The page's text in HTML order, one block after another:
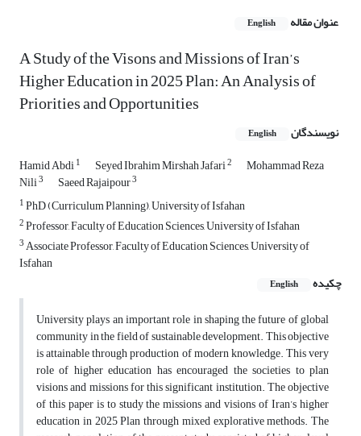
عنوان مقاله English
A Study of the Visons and Missions of Iran’s
Higher Education in 2025 Plan: An Analysis of
Priorities and Opportunities
نویسندگان English
Hamid Abdi1 Seyed Ibrahim Mirshah Jafari2 Mohammad Reza
Nili3 Saeed Rajaipour3
1PhD (Curriculum Planning), University of Isfahan
2Professor, Faculty of Education Sciences, University of Isfahan
3Associate Professor, Faculty of Education Sciences, University of
Isfahan
چکیده
English
University plays an important role in shaping the future of global
community in the field of sustainable development. This objective
is attainable through production of modern knowledge. This very
role of higher education has encouraged the societies to plan
visions and missions for this significant institution. The objective
of this paper is to study the missions and visions of Iran’s higher
education in 2025 Plan through mixed explorative methods. The